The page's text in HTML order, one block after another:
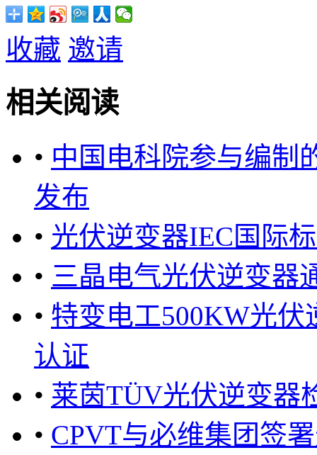
收藏 邀请
相关阅读
• 中国电科院参与编制
发布
• 光伏逆变器IEC国际
• 三晶电气光伏逆变器
• 特变电工500KW光
认证
• 莱茵TÜV光伏逆变器
• CPVT与必维集团签